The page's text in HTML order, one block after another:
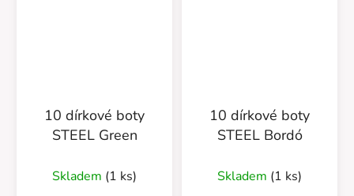
10 dírkové boty
STEEL Green
Skladem (1 ks)
10 dírkové boty
STEEL Bordó
hodnocení
Skladem (1 ks)